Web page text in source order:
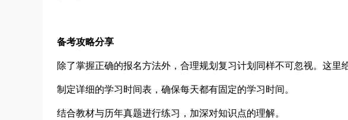
备考攻略分享
除了掌握正确的报名方法外，合理规划复习计划同样不可忽视。这里
制定详细的学习时间表，确保每天都有固定的学习时间。
结合教材与历年真题进行练习，加深对知识点的理解。